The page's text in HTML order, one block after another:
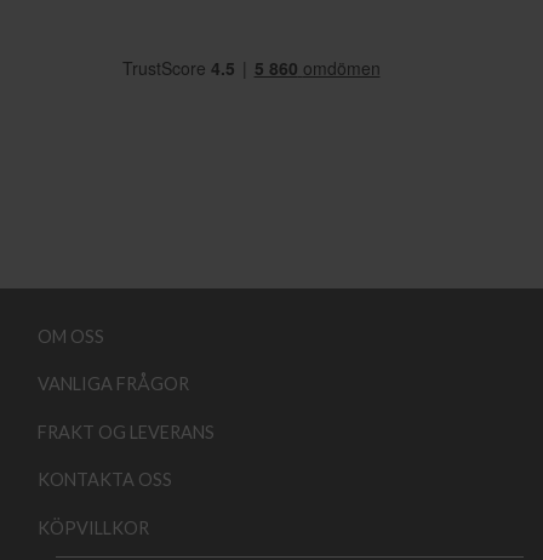
OM OSS
VANLIGA FRÅGOR
FRAKT OG LEVERANS
KONTAKTA OSS
KÖPVILLKOR